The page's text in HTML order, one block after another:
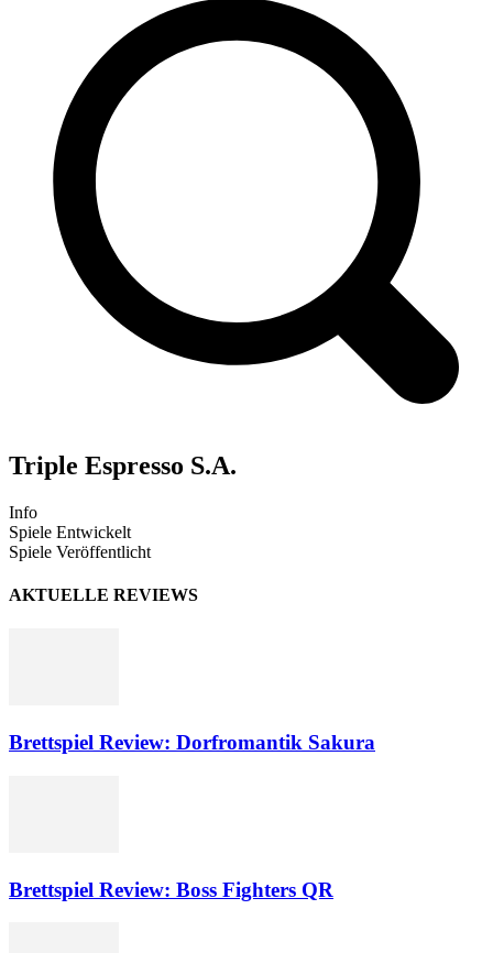
Triple Espresso S.A.
Info
Spiele Entwickelt
Spiele Veröffentlicht
AKTUELLE REVIEWS
Brettspiel Review: Dorfromantik Sakura
Brettspiel Review: Boss Fighters QR